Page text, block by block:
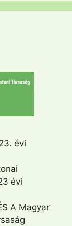
évi
évi
A Magyar